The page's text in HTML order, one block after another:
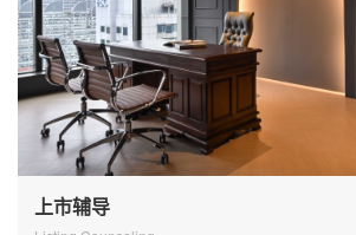
上市辅导